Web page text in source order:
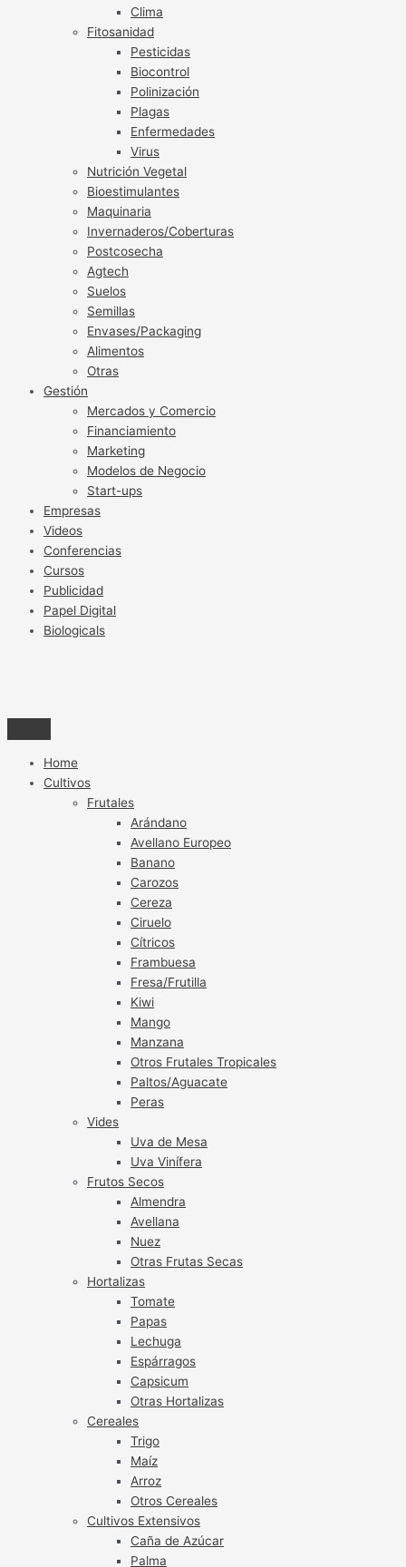
Clima
Fitosanidad
Pesticidas
Biocontrol
Polinización
Plagas
Enfermedades
Virus
Nutrición Vegetal
Bioestimulantes
Maquinaria
Invernaderos/Coberturas
Postcosecha
Agtech
Suelos
Semillas
Envases/Packaging
Alimentos
Otras
Gestión
Mercados y Comercio
Financiamiento
Marketing
Modelos de Negocio
Start-ups
Empresas
Videos
Conferencias
Cursos
Publicidad
Papel Digital
Biologicals
Home
Cultivos
Frutales
Arándano
Avellano Europeo
Banano
Carozos
Cereza
Ciruelo
Cítricos
Frambuesa
Fresa/Frutilla
Kiwi
Mango
Manzana
Otros Frutales Tropicales
Paltos/Aguacate
Peras
Vides
Uva de Mesa
Uva Vinífera
Frutos Secos
Almendra
Avellana
Nuez
Otras Frutas Secas
Hortalizas
Tomate
Papas
Lechuga
Espárragos
Capsicum
Otras Hortalizas
Cereales
Trigo
Maíz
Arroz
Otros Cereales
Cultivos Extensivos
Caña de Azúcar
Palma